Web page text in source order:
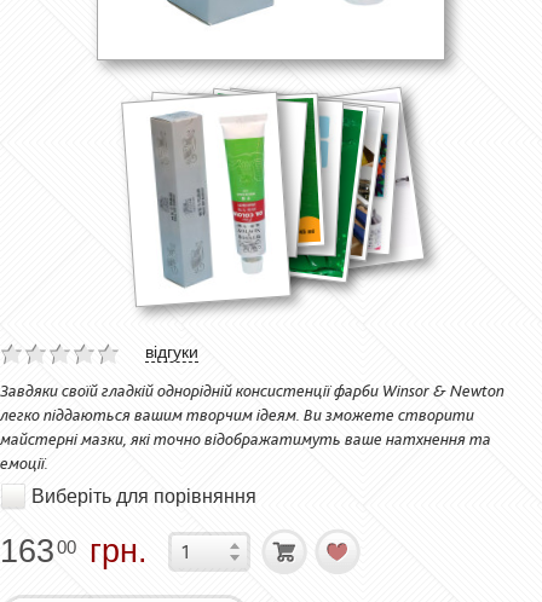
відгуки
Завдяки своїй гладкій однорідній консистенції фарби Winsor & Newton
легко піддаються вашим творчим ідеям. Ви зможете створити
майстерні мазки, які точно відображатимуть ваше натхнення та
емоції.
Виберіть для порівняння
16300 грн.